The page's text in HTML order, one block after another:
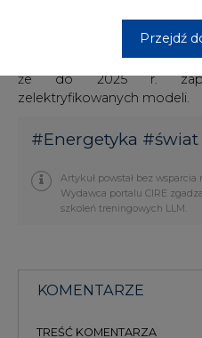
Przejdź
wersji SUVa Porsche.
We wrześniu 2017 r. Grupa
że do 2025 r.
zelektryfikowanych modeli.
#Energetyka #świat
Artykuł powstał bez
Wydawca portalu CIRE
szkoleń treningowych LLM.
KOMENTARZE
TREŚĆ KOMENTARZA